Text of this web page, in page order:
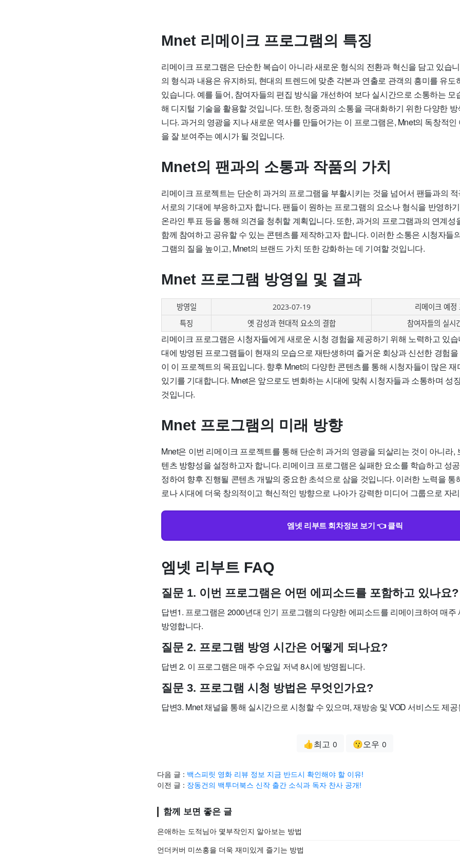
Mnet 리메이크 프로그램의 특징
리메이크 프로그램은 단순한 복습이 아니라 새로운 형식의 전환과 혁신을 담고 있습
의 형식과 내용은 유지하되, 현대의 트렌드에 맞춘 각본과 연출로 관객의 흥미를 유도
있습니다. 예를 들어, 참여자들의 편집 방식을 개선하여 보다 실시간으로 소통하는 모
해 디지털 기술을 활용할 것입니다. 또한, 청중과의 소통을 극대화하기 위한 다양한
니다. 과거의 영광을 지나 새로운 역사를 만들어가는 이 프로그램은, Mnet의 독창적
을 잘 보여주는 예시가 될 것입니다.
Mnet의 팬과의 소통과 작품의 가치
리메이크 프로젝트는 단순히 과거의 프로그램을 부활시키는 것을 넘어서 팬들과의
서로의 기대에 부응하고자 합니다. 팬들이 원하는 프로그램의 요소나 형식을 반영하
온라인 투표 등을 통해 의견을 청취할 계획입니다. 또한, 과거의 프로그램과의 연계성
함께 참여하고 공유할 수 있는 콘텐츠를 제작하고자 합니다. 이러한 소통은 시청자들
그램의 질을 높이고, Mnet의 브랜드 가치 또한 강화하는 데 기여할 것입니다.
Mnet 프로그램 방영일 및 결과
방영일 2023-07-19
리메이크 예정
특징
옛 감성과 현대적 요소의 결합 참여자들의 실시
리메이크 프로그램은 시청자들에게 새로운 시청 경험을 제공하기 위해 노력하고 있
대에 방영된 프로그램들이 현재의 모습으로 재탄생하며 즐거운 회상과 신선한 경험
이 이 프로젝트의 목표입니다. 향후 Mnet의 다양한 콘텐츠를 통해 시청자들이 많은
있기를 기대합니다. Mnet은 앞으로도 변화하는 시대에 맞춰 시청자들과 소통하며 성
것입니다.
Mnet 프로그램의 미래 방향
Mnet은 이번 리메이크 프로젝트를 통해 단순히 과거의 영광을 되살리는 것이 아니라,
텐츠 방향성을 설정하고자 합니다. 리메이크 프로그램은 실패한 요소를 학습하고 성
정하여 향후 진행될 콘텐츠 개발의 중요한 초석으로 삼을 것입니다. 이러한 노력을 통
로나 시대에 더욱 창의적이고 혁신적인 방향으로 나아가 강력한 미디어 그룹으로 자
엠넷 리부트 회차정보 보기 👈 클릭
엠넷 리부트 FAQ
질문 1. 이번 프로그램은 어떤 에피소드를 포함하고 있나요?
답변1. 프로그램은 2000년대 인기 프로그램의 다양한 에피소드를 리메이크하여 매주
방영합니다.
질문 2. 프로그램 방영 시간은 어떻게 되나요?
답변 2. 이 프로그램은 매주 수요일 저녁 8시에 방영됩니다.
질문 3. 프로그램 시청 방법은 무엇인가요?
답변3. Mnet 채널을 통해 실시간으로 시청할 수 있으며, 재방송 및 VOD 서비스도 제공
👍최고 0 😗오우 0
다음 글 : 백스피릿 영화 리뷰 정보 지금 반드시 확인해야 할 이유!
이전 글 : 장동건의 백투더북스 신작 출간 소식과 독자 찬사 공개!
함께 보면 좋은 글
은애하는 도적님아 몇부작인지 알아보는 방법
언더커버 미쓰홍을 더욱 재미있게 즐기는 방법